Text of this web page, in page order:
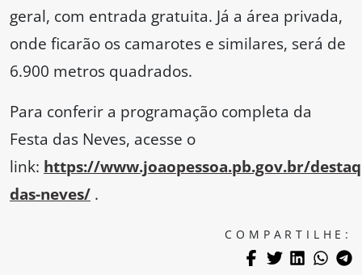
geral, com entrada gratuita. Já a área privada,
onde ficarão os camarotes e similares, será de
6.900 metros quadrados.
Para conferir a programação completa da
Festa das Neves, acesse o
link: https://www.joaopessoa.pb.gov.br/
das-neves/ .
COMPARTILHE: